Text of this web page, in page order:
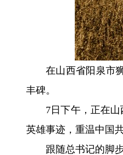
在山西省阳泉市
丰碑。
7日下午，正在
英雄事迹，重温中国
跟随总书记的脚